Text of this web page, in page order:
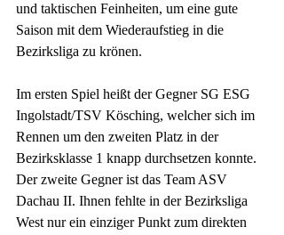
und taktischen Feinheiten, um eine gute
Saison mit dem Wiederaufstieg in die
Bezirksliga zu krönen.
Im ersten Spiel heißt der Gegner SG ESG
Ingolstadt/TSV Kösching, welcher sich im
Rennen um den zweiten Platz in der
Bezirksklasse 1 knapp durchsetzen konnte.
Der zweite Gegner ist das Team ASV
Dachau II. Ihnen fehlte in der Bezirksliga
West nur ein einziger Punkt zum direkten